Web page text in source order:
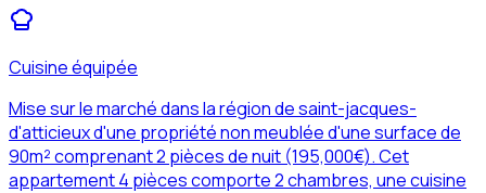
Cuisine équipée
Mise sur le marché dans la région de saint-jacques-
d'atticieux d'une propriété non meublée d'une surface de
90m² comprenant 2 pièces de nuit (195,000€). Cet
appartement 4 pièces comporte 2 chambres, une cuisine